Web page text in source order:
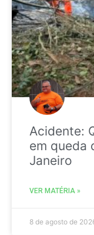
Acidente:
em queda
Janeiro
VER MATÉRIA »
8 de agosto de